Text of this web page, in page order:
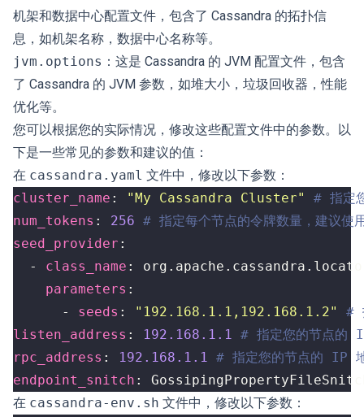
机架和数据中心配置文件，包含了 Cassandra 的拓扑信
息，如机架名称，数据中心名称等。
jvm.options ：这是 Cassandra 的 JVM 配置文件，包含
了 Cassandra 的 JVM 参数，如堆大小，垃圾回收器，性能
优化等。
您可以根据您的实际情况，修改这些配置文件中的参数。以
下是一些常见的参数和建议的值：
在 cassandra.yaml 文件中，修改以下参数：
cluster_name : "My Cassandra Cluster"
# 指定
num_tokens : 256 # 指定每个节点的令牌数量，建议使
seed_provider :
- class_name :
parameters :
- seeds : "192.168.1.1,192.168.1.2"
#
listen_address : 192.168.1.1 # 指定您的节点的
rpc_address : 192.168.1.1 # 指定您的节点的 IP
endpoint_snitch :
在 cassandra-env.sh 文件中，修改以下参数：